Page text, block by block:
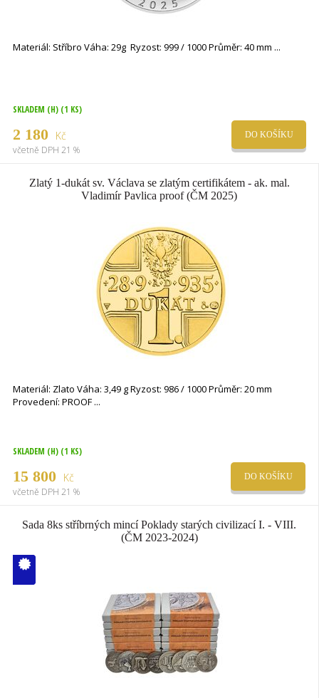
Materiál: Stříbro Váha: 29g Ryzost: 999 / 1000 Průměr: 40 mm
SKLADEM (H) (1 KS)
2 180 Kč
včetně DPH 21 %
DO KOŠÍKU
Zlatý 1-dukát sv. Václava se zlatým certifikátem - ak. mal.
Vladimír Pavlica proof (ČM 2025)
Materiál: Zlato Váha: 3,49 g Ryzost: 986 / 1000 Průměr: 20 mm
Provedení: PROOF
SKLADEM (H) (1 KS)
15 800 Kč
včetně DPH 21 %
DO KOŠÍKU
Sada 8ks stříbrných mincí Poklady starých civilizací I. - VIII.
(ČM 2023-2024)
V ČM zcela